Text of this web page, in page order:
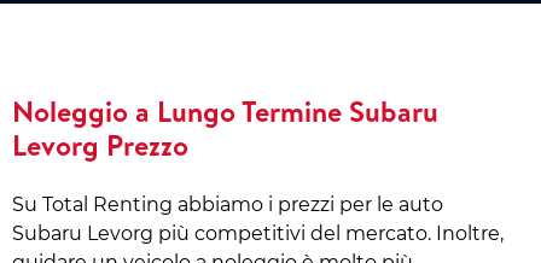
Noleggio a Lungo Termine Subaru
Levorg Prezzo
Su Total Renting abbiamo i prezzi per le auto
Subaru Levorg più competitivi del mercato. Inoltre,